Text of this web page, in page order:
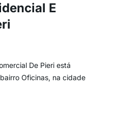
E
De Pieri está
Oficinas, na cidade